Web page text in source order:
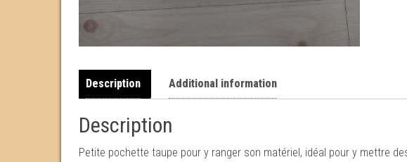
Description Additional information
Description
Petite pochette taupe pour y ranger son matériel, idéal pour y mettre